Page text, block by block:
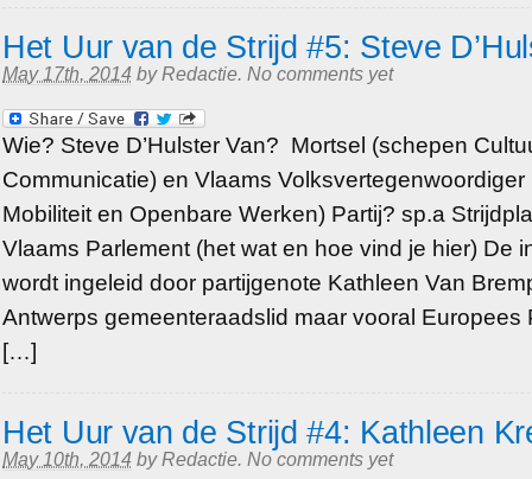
Het Uur van de Strijd #5: Steve
May 17th, 2014 byRedactie. No comments yet
Wie? Steve D’Hulster Van? Mortsel (schepen
Communicatie) en Vlaams
Mobiliteit en Openbare Werken) Partij? sp.a
Vlaams Parlement (het wat en hoe vind je hier) De
wordt ingeleid door partijgenote Kathleen Van
Antwerps gemeenteraadslid maar vooral Europees
[…]
Het Uur van de Strijd #4: Kathleen
May 10th, 2014 byRedactie. No comments yet